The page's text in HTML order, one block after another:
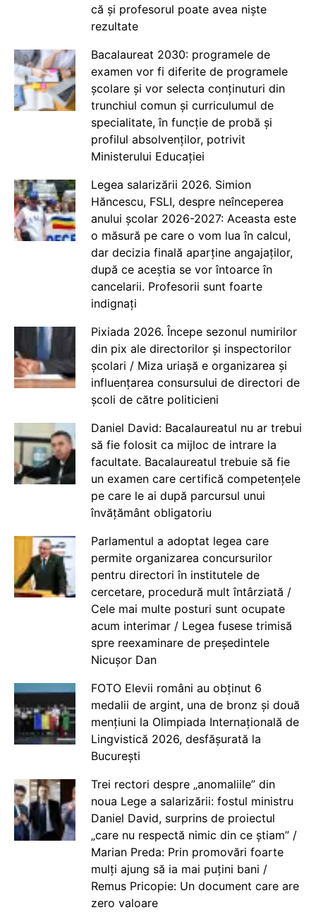
că și profesorul poate avea niște
rezultate
Bacalaureat 2030: programele de
examen vor fi diferite de programele
școlare și vor selecta conținuturi din
trunchiul comun și curriculumul de
specialitate, în funcție de probă și
profilul absolvenților, potrivit
Ministerului Educației
Legea salarizării 2026. Simion
Hăncescu, FSLI, despre neînceperea
anului școlar 2026-2027: Aceasta este
o măsură pe care o vom lua în calcul,
dar decizia finală aparține angajaților,
după ce aceștia se vor întoarce în
cancelarii. Profesorii sunt foarte
indignați
Pixiada 2026. Începe sezonul numirilor
din pix ale directorilor și inspectorilor
școlari / Miza uriașă e organizarea și
influențarea consursului de directori de
școli de către politicieni
Daniel David: Bacalaureatul nu ar trebui
să fie folosit ca mijloc de intrare la
facultate. Bacalaureatul trebuie să fie
un examen care certifică competențele
pe care le ai după parcursul unui
învățământ obligatoriu
Parlamentul a adoptat legea care
permite organizarea concursurilor
pentru directori în institutele de
cercetare, procedură mult întârziată /
Cele mai multe posturi sunt ocupate
acum interimar / Legea fusese trimisă
spre reexaminare de președintele
Nicușor Dan
FOTO Elevii români au obținut 6
medalii de argint, una de bronz și două
mențiuni la Olimpiada Internațională de
Lingvistică 2026, desfășurată la
București
Trei rectori despre „anomaliile” din
noua Lege a salarizării: fostul ministru
Daniel David, surprins de proiectul
„care nu respectă nimic din ce știam” /
Marian Preda: Prin promovări foarte
mulți ajung să ia mai puțini bani /
Remus Pricopie: Un document care are
zero valoare